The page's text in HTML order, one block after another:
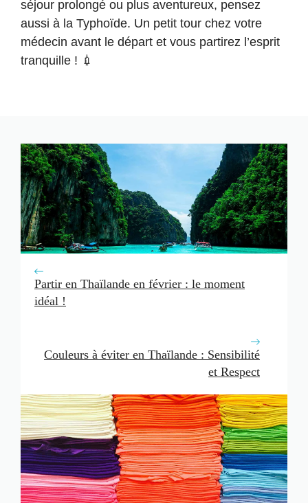
séjour prolongé ou plus aventureux, pensez
aussi à la Typhoïde. Un petit tour chez votre
médecin avant le départ et vous partirez l’esprit
tranquille ! 💉
Partir en Thaïlande en février : le moment
idéal !
Couleurs à éviter en Thaïlande : Sensibilité
et Respect